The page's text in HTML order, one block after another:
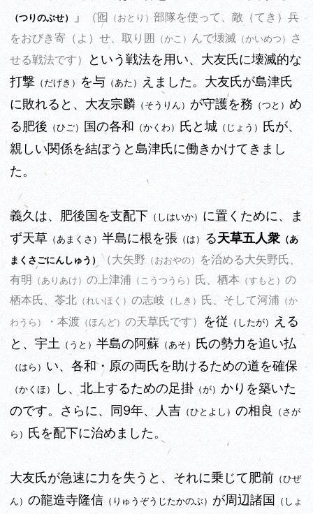
（つりのぶせ） 」 （囮 （おとり） 部隊を使って、敵 （てき） 兵
をおびき寄 （よ） せ、取り囲 （かこ） んで壊滅 （かいめつ）
さ
せる戦法です）
という戦法を用い、大友氏に壊滅的な
打撃 （だげき） を与 （あた） えました。大友氏が島津氏
に敗れると、大友宗麟 （そうりん） が守護を務 （つと） め
る肥後 （ひご） 国の各和 （かくわ） 氏と城 （じょう） 氏が、
親しい関係を結ぼうと島津氏に働きかけてきまし
た。
義久は、肥後国を支配下 （しはいか） に置くために、ま
ず天草 （あまくさ） 半島に根を張 （は） る天草五人衆 （あ
まくさごにんしゅう）
（大矢野 （おおやの）
を治める大矢野氏、
有明
（ありあけ） の上津浦 （こうつうら） 氏、栖本 （すもと） の
栖本氏、苓北 （れいほく） の志岐 （しき） 氏、そして河浦 （か
わうら） ・本渡 （ほんど） の天草氏です） を従（したが）
える
と、宇土 （うと） 半島の阿蘇 （あそ） 氏の勢力を追い払
（はら） い、各和・原の両氏を助けるための道を確保
（かくほ） し、北上するための足掛 （が） かりを築いた
のです。さらに、同9年、人吉 （ひとよし） の相良
（さが
ら） 氏を配下に治めました。
大友氏が急速に力を失うと、それに乗じて肥前 （ひぜ
ん） の龍造寺隆信 （りゅうぞうじたかのぶ） が周辺諸国
（しょ